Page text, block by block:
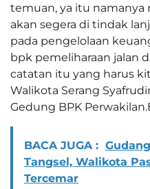
temuan, ya itu namanya
akan segera di tindak
pada pengelolaan
bpk pemeliharaan jalan
catatan itu yang harus
Walikota Serang
Gedung BPK
BACA JUGA :
Tangsel, Walikota
Tercemar